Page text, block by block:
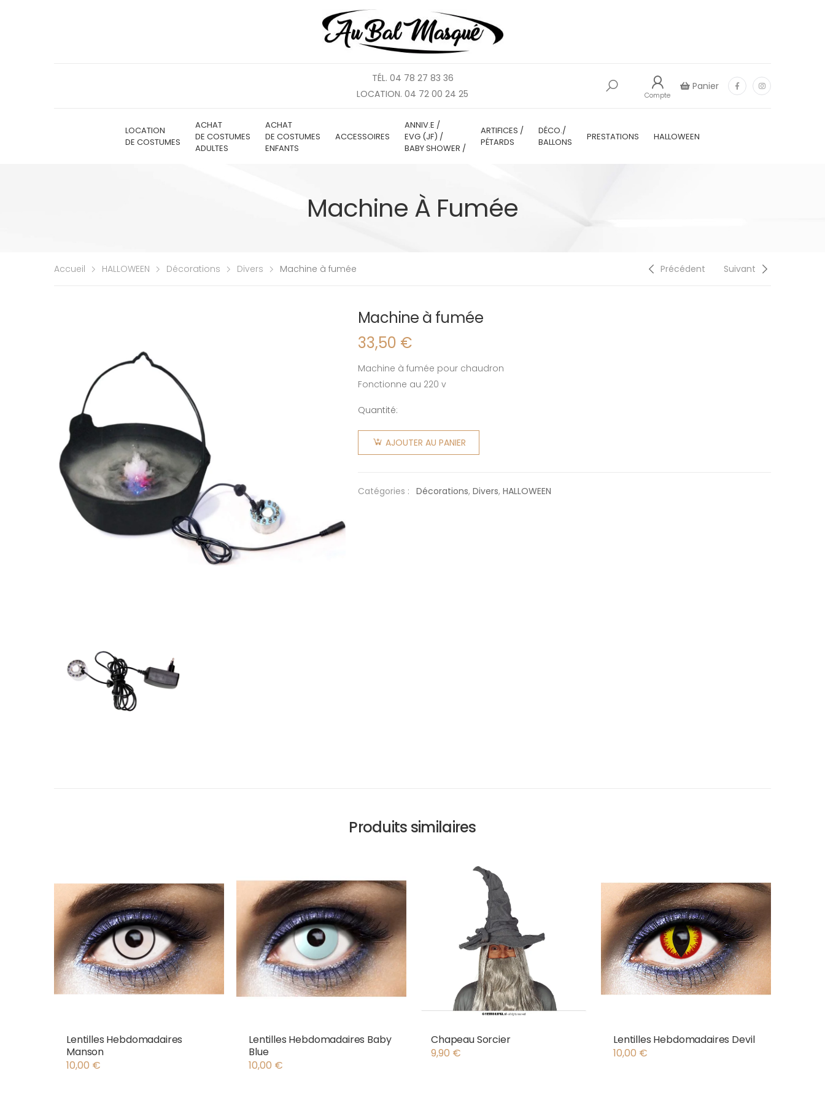
TÉL. 04 78 27 83 36
LOCATION. 04 72 00 24 25
Compte
Panier
LOCATION
DE COSTUMES
ACHAT
DE COSTUMES
ADULTES
ACHAT
DE COSTUMES
ENFANTS
ACCESSOIRES
ANNIV.E /
EVG (JF) /
BABY SHOWER /
ARTIFICES /
PÉTARDS
DÉCO./
BALLONS
PRESTATIONS HALLOWEEN
Machine À Fumée
Accueil HALLOWEEN Décorations Divers Machine à fumée Précédent Suivant
Machine à fumée
33,50 €
Machine à fumée pour chaudron
Fonctionne au 220 v
Quantité:
quantité
de
Machine
AJOUTER AU PANIER
Catégories : Décorations, Divers, HALLOWEEN
Produits similaires
Lentilles Hebdomadaires
Manson
10,00 €
Lentilles Hebdomadaires Baby
Blue
10,00 €
Chapeau Sorcier
9,90 €
Lentilles Hebdomadaires Devil
10,00 €